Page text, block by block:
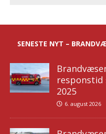
SENESTE NYT –
responstid
2025
6. august 2026